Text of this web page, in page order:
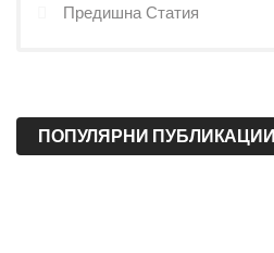
Предишна Статия
ПОПУЛЯРНИ ПУБЛИКАЦИИ